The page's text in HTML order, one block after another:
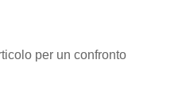
per un confronto